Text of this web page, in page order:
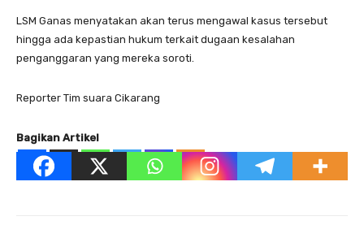
LSM Ganas menyatakan akan terus mengawal kasus tersebut
hingga ada kepastian hukum terkait dugaan kesalahan
penganggaran yang mereka soroti.
Reporter Tim suara Cikarang
Bagikan Artikel